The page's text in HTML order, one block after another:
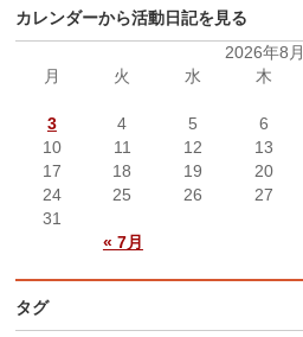
カレンダーから活動日記を見る
2026年8月
月
火 水 木
« 7月
3
4 5 6
10
11 12 13
17
18 19 20
24
25 26 27
31
タグ